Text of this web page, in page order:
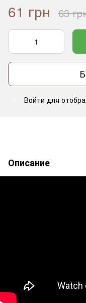
61 грн 63
Войти для
Описание